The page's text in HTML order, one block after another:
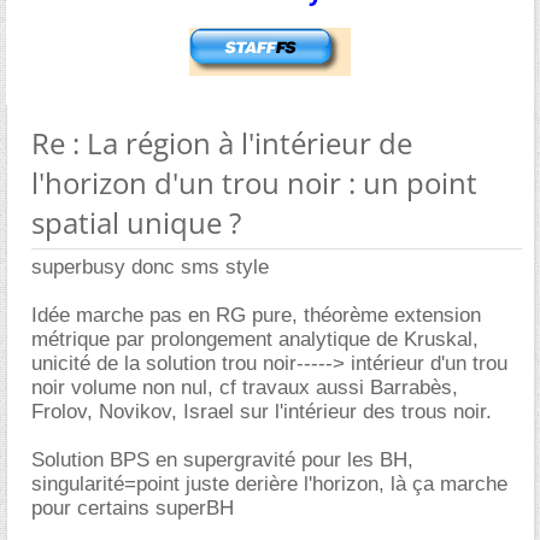
Re : La région à l'intérieur de
l'horizon d'un trou noir : un point
spatial unique ?
superbusy donc sms style
Idée marche pas en RG pure, théorème extension
métrique par prolongement analytique de Kruskal,
unicité de la solution trou noir-----> intérieur d'un trou
noir volume non nul, cf travaux aussi Barrabès,
Frolov, Novikov, Israel sur l'intérieur des trous noir.
Solution BPS en supergravité pour les BH,
singularité=point juste derière l'horizon, là ça marche
pour certains superBH